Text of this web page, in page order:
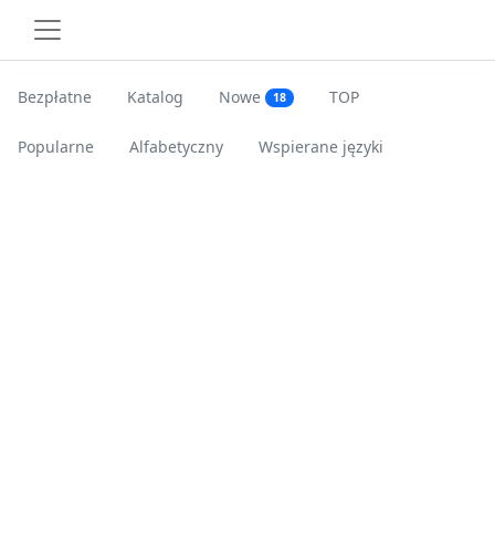
Bezpłatne Katalog Nowe 18 TOP
Popularne Alfabetyczny Wspierane języki